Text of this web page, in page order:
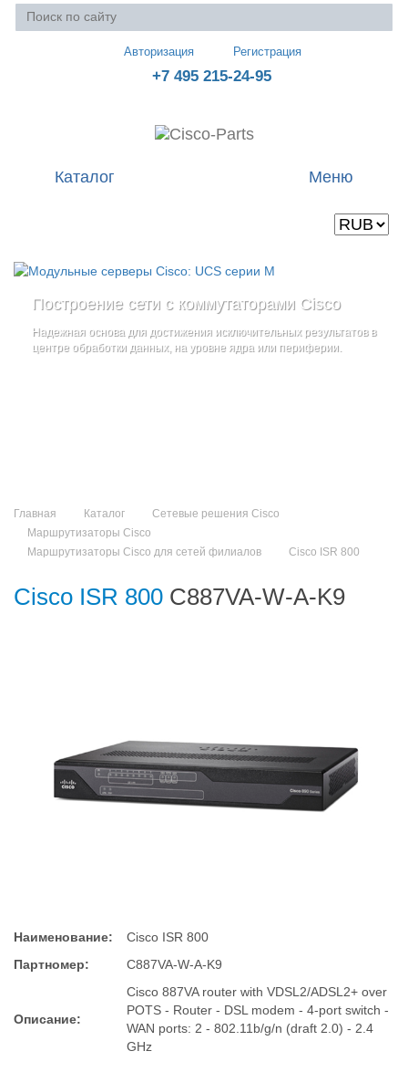
Авторизация Регистрация
+7 495 215-24-95
Меню
Каталог
Построение сети с коммутаторами Cisco
Надежная основа для достижения исключительных результатов в
центре обработки данных, на уровне ядра или периферии.
Стоечные серверы Cisco UCS серии C
Созданы для сокращения общей стоимости владенияи
повышение адаптивности Вашего бизнеса
дополнительные компоненты
Главная Каталог
Сетевые решения Cisco
Маршрутизаторы Cisco
Маршрутизаторы Cisco для сетей филиалов
Cisco ISR 800
Cisco ISR 800 C887VA-W-A-K9
Наименование:
Cisco ISR 800
Партномер:
C887VA-W-A-K9
Описание:
Cisco 887VA router with VDSL2/ADSL2+ over
POTS - Router - DSL modem - 4-port switch -
WAN ports: 2 - 802.11b/g/n (draft 2.0) - 2.4
GHz